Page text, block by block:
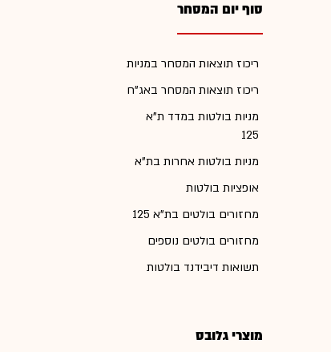
סוף יום המסחר
ריכוז תוצאות המסחר במניות
ריכוז תוצאות המסחר באג"ח
מניות בולטות במדד ת"א
125
מניות בולטות אחרות בת"א
אופציות בולטות
מחזורים בולטים בת"א 125
מחזורים בולטים נוספים
תשואות דיבידנד בולטות
מוצרי גלובס